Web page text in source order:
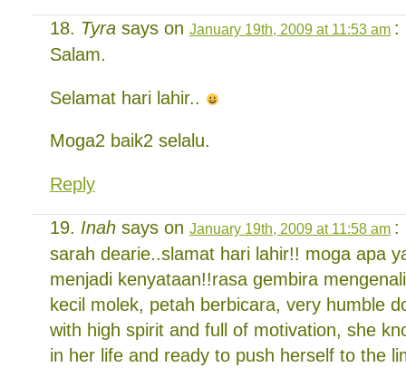
Tyra says on January 19th, 2009 at 11:53 am :
Salam.
Selamat hari lahir..
Moga2 baik2 selalu.
Reply
Inah says on January 19th, 2009 at 11:58 am :
sarah dearie..slamat hari lahir!! moga apa
menjadi kenyataan!!rasa gembira
kecil molek, petah berbicara, very humble
with high spirit and full of motivation, she
in her life and ready to push herself to the